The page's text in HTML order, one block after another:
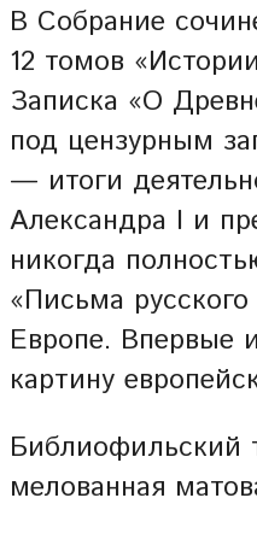
В Собрание
12 томов
Записка «О
под цензурным
— итоги
Александра I и
никогда
«Письма
Европе. Впервые
картину
Библиофильский
мелованная